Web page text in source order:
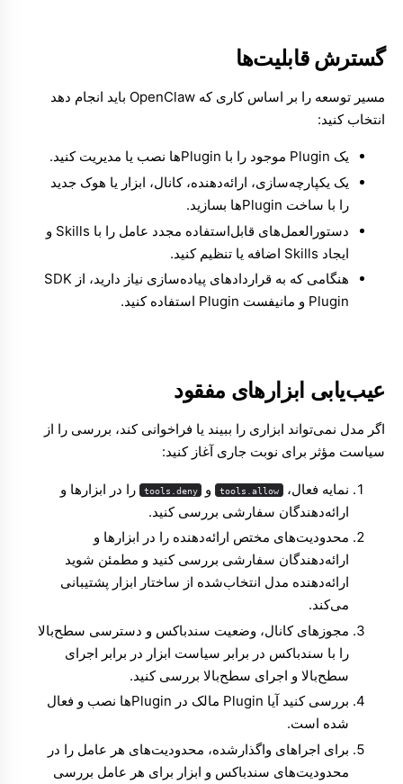
گسترش قابلیت‌ها
مسیر توسعه را بر اساس کاری که OpenClaw باید انجام دهد
انتخاب کنید:
یک Plugin موجود را با Pluginها
نصب یا مدیریت کنید.
یک یکپارچه‌سازی، ارائه‌دهنده، کانال، ابزار یا هوک جدید
را با ساخت Pluginها
بسازید.
دستورالعمل‌های قابل‌استفاده مجدد عامل را با Skills و
ایجاد Skills
اضافه یا تنظیم کنید.
هنگامی که به قراردادهای پیاده‌سازی نیاز دارید، از SDK
و مانیفست Plugin استفاده کنید.
عیب‌یابی ابزارهای مفقود
اگر مدل نمی‌تواند ابزاری را ببیند یا فراخوانی کند، بررسی را از
سیاست مؤثر برای نوبت جاری آغاز کنید:
نمایه فعال، tools.allow و tools.deny را در ابزارها و
ارائه‌دهندگان سفارشی بررسی کنید.
محدودیت‌های مختص ارائه‌دهنده را در ابزارها و
ارائه‌دهندگان سفارشی بررسی کنید و مطمئن شوید
ارائه‌دهنده مدل انتخاب‌شده از ساختار ابزار پشتیبانی
می‌کند.
مجوزهای کانال، وضعیت سندباکس و دسترسی سطح‌بالا
را با سندباکس در برابر سیاست ابزار در برابر اجرای
سطح‌بالا و اجرای سطح‌بالا بررسی کنید.
بررسی کنید آیا Plugin مالک در
Pluginها
نصب و فعال
شده است.
برای اجراهای واگذارشده، محدودیت‌های هر عامل را در
محدودیت‌های سندباکس و ابزار برای هر عامل بررسی